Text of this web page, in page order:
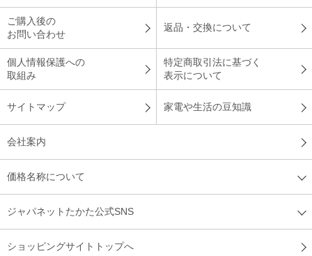
ご購入後の
お問い合わせ
返品・交換について
個人情報保護への
取組み
特定商取引法に基づく
表示について
サイトマップ 家電や生活の豆知識
会社案内
価格名称について
ジャパネットたかた公式SNS
ショッピングサイトトップへ